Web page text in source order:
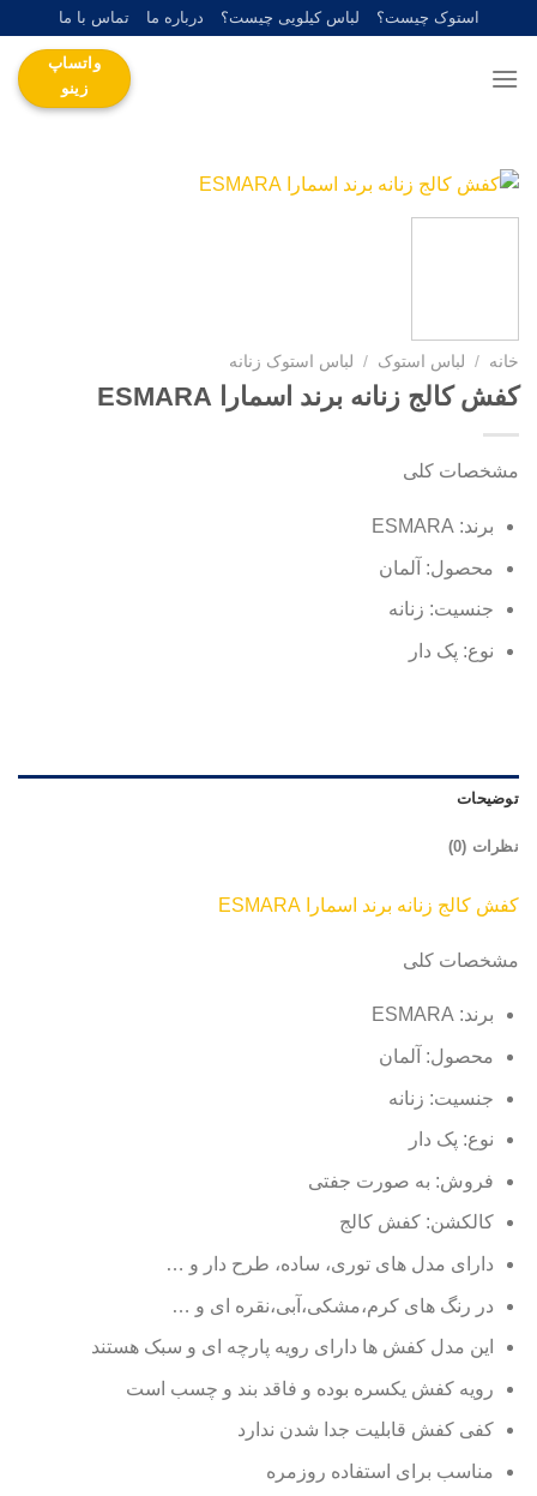
content
استوک چیست؟ لباس کیلویی چیست؟ درباره ما تماس با ما
واتساپ
زینو
خانه / لباس استوک / لباس استوک زنانه
کفش کالج زنانه برند اسمارا ESMARA
مشخصات کلی
برند: ESMARA
محصول: آلمان
جنسیت: زنانه
نوع: پک دار
توضیحات
نظرات (0)
کفش کالج زنانه برند اسمارا ESMARA
مشخصات کلی
برند: ESMARA
محصول: آلمان
جنسیت: زنانه
نوع: پک دار
فروش: به صورت جفتی
کالکشن: کفش کالج
دارای مدل های توری، ساده، طرح دار و …
در رنگ های کرم،مشکی،آبی،نقره ای و …
این مدل کفش ها دارای رویه پارچه ای و سبک هستند
رویه کفش یکسره بوده و فاقد بند و چسب است
کفی کفش قابلیت جدا شدن ندارد
مناسب برای استفاده روزمره